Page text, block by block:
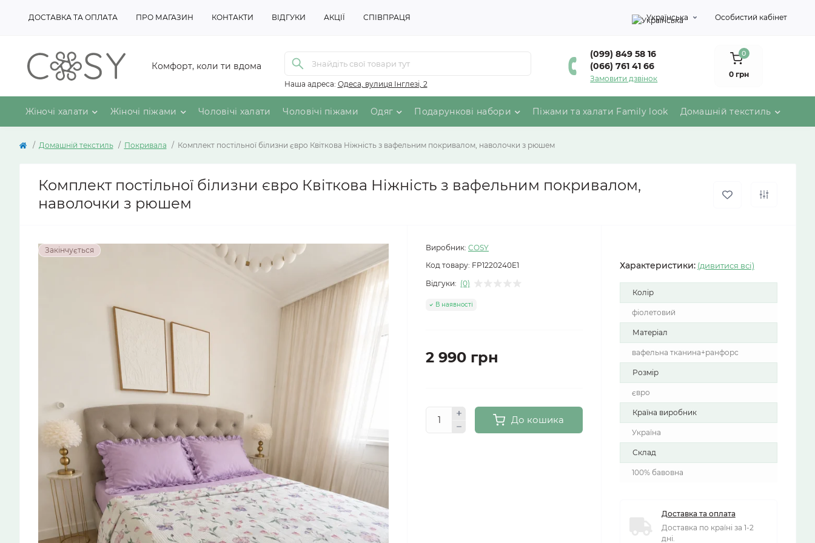
ДОСТАВКА ТА ОПЛАТА ПРО МАГАЗИН КОНТАКТИ ВІДГУКИ АКЦІЇ СПІВПРАЦЯ Українська Особистий кабінет
Комфорт, коли ти вдома
Наша адреса: Одеса, вулиця Інглезі, 2
(099) 849 58 16
(066) 761 41 66
Замовити дзвінок
0
0 грн
Жіночі халати Жіночі піжами Чоловічі халати Чоловічі піжами Одяг Подарункові набори Піжами та халати Family look Домашній текстиль
Домашній текстиль Покривала Комплект постільної білизни євро Квіткова Ніжність з вафельним покривалом, наволочки з рюшем
Комплект постільної білизни євро Квіткова Ніжність з вафельним покривалом,
наволочки з рюшем
Закінчується Виробник: COSY
Код товару: FP1220240E1
Відгуки: (0)
В наявності
2 990 грн
До кошика
Характеристики: (дивитися всі)
Колір
фіолетовий
Матеріал
вафельна тканина+ранфорс
Розмір
євро
Країна виробник
Україна
Склад
100% бавовна
Доставка та оплата
Доставка по країні за 1-2
дні.